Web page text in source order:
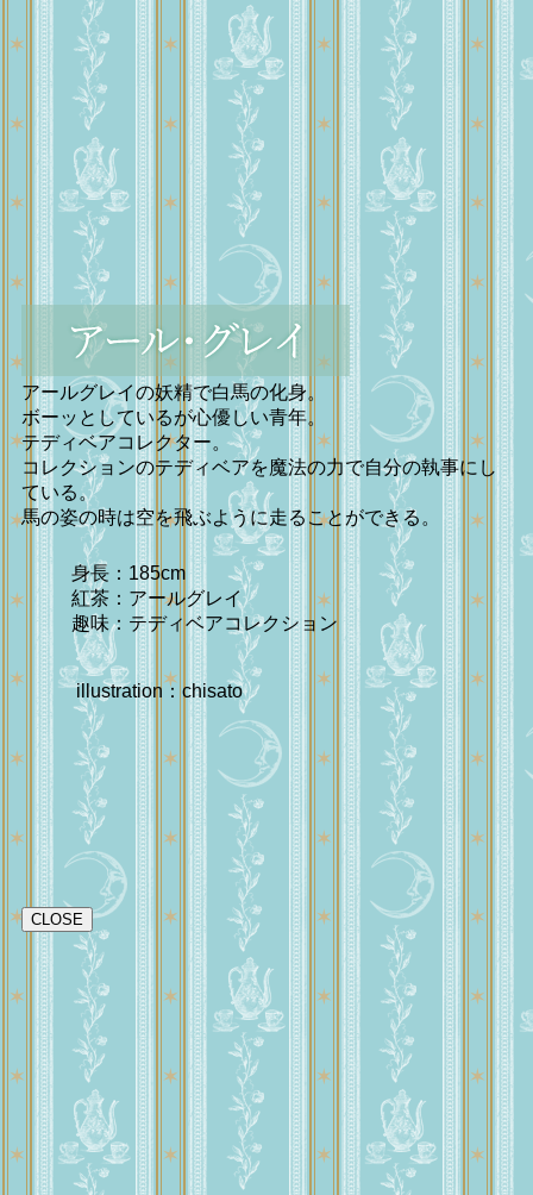
アールグレイの妖精で白馬の化身。
ボーッとしているが心優しい青年。
テディベアコレクター。
コレクションのテディベアを魔法の力で自分の執事にし
ている。
馬の姿の時は空を飛ぶように走ることができる。
身長：185cm
紅茶：アールグレイ
趣味：テディベアコレクション
illustration：chisato
CLOSE